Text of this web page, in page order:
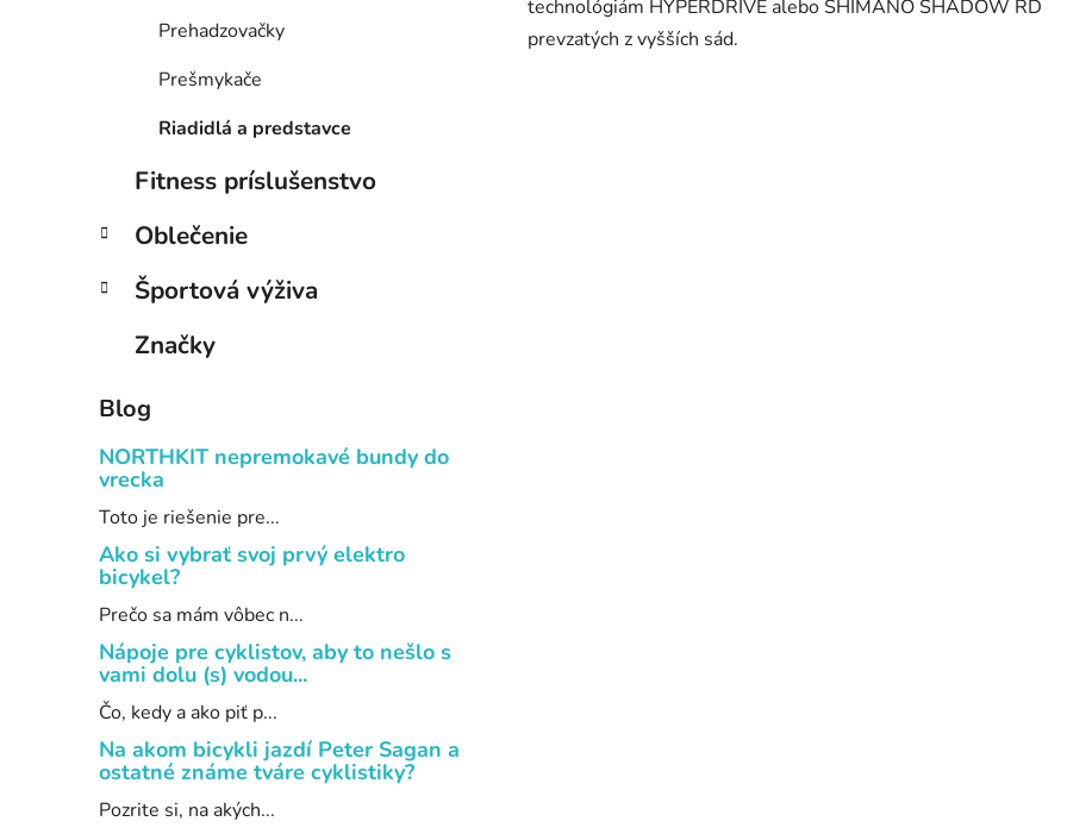
Prehadzovačky
Prešmykače
Riadidlá a predstavce
Fitness príslušenstvo
Oblečenie
Športová výživa
Značky
Blog
NORTHKIT nepremokavé bundy do
vrecka
Toto je riešenie pre...
Ako si vybrať svoj prvý elektro
bicykel?
Prečo sa mám vôbec n...
Nápoje pre cyklistov, aby to nešlo s
vami dolu (s) vodou...
Čo, kedy a ako piť p...
Na akom bicykli jazdí Peter Sagan a
ostatné známe tváre cyklistiky?
Pozrite si, na akých...
technológiám HYPERDRIVE alebo SHIMANO SHADOW RD
prevzatých z vyšších sád.